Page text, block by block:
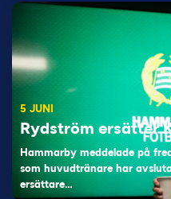
5 JUNI
Rydström ersätter
Hammarby meddelade på
som huvudtränare har
ersättare…